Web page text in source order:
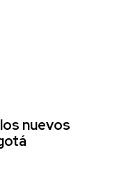
nuevos